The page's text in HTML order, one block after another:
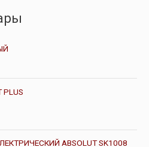
ABSOLUT SK1008